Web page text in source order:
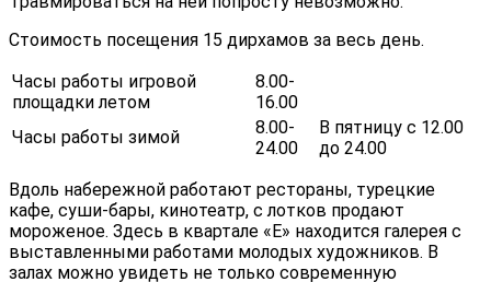
Стоимость посещения 15 дирхамов за весь день.
Часы работы игровой
площадки летом
8.00-
16.00
Часы работы зимой
8.00-
24.00
В пятницу с 12.00
до 24.00
Вдоль набережной работают рестораны, турецкие
кафе, суши-бары, кинотеатр, с лотков продают
мороженое. Здесь в квартале «Е» находится галерея с
выставленными работами молодых художников. В
залах можно увидеть не только современную